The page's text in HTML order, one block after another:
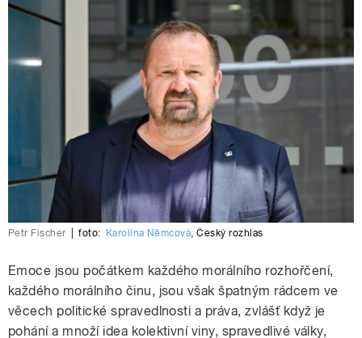
Petr Fischer foto: Karolína Němcová,Český rozhlas
Emoce jsou počátkem každého morálního rozhořčení,
každého morálního činu, jsou však špatným rádcem ve
věcech politické spravedlnosti a práva, zvlášť když je
pohání a množí idea kolektivní viny, spravedlivé války,